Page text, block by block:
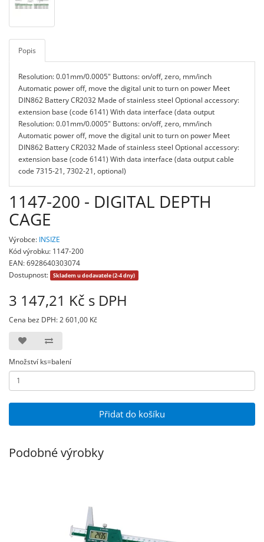
Popis
Resolution: 0.01mm/0.0005" Buttons: on/off, zero, mm/inch
Automatic power off, move the digital unit to turn on power Meet
DIN862 Battery CR2032 Made of stainless steel Optional accessory:
extension base (code 6141) With data interface (data output
Resolution: 0.01mm/0.0005" Buttons: on/off, zero, mm/inch
Automatic power off, move the digital unit to turn on power Meet
DIN862 Battery CR2032 Made of stainless steel Optional accessory:
extension base (code 6141) With data interface (data output cable
code 7315-21, 7302-21, optional)
1147-200 - DIGITAL DEPTH
CAGE
Výrobce: INSIZE
Kód výrobku: 1147-200
EAN: 6928640303074
Dostupnost:
Skladem u dodavatele (2-4 dny)
3 147,21 Kč s DPH
Cena bez DPH: 2 601,00 Kč
Množství ks=balení
Přidat do košíku
Podobné výrobky